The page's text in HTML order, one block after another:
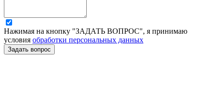
Нажимая на кнопку "ЗАДАТЬ ВОПРОС", я принимаю
условия обработки персональных данных
Задать вопрос